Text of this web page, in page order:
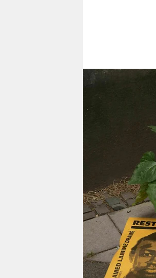
nord
wahrheit
veranstaltungen
fragen & hilfe
unterstützen
abo
genossenschaft